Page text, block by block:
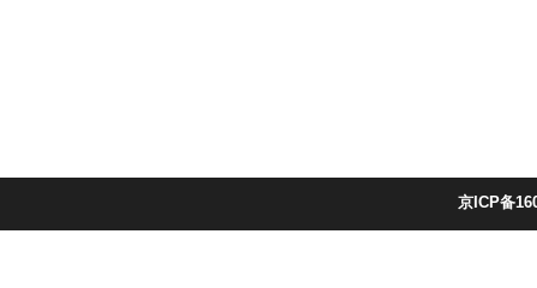
京ICP备